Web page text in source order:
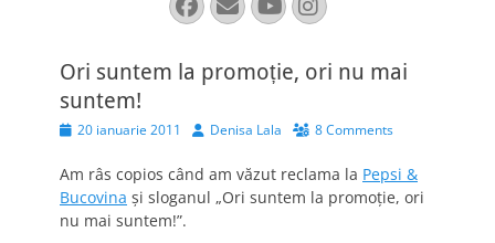
Facebook
EmailYouTube
Instagram
Ori suntem la promoție, ori nu mai
suntem!
Posted
20 ianuarie 2011 AuthorDenisa Lala 8 Comments
Am râs copios când am văzut reclama la Pepsi &
Bucovina și sloganul „Ori suntem la promoție, ori
nu mai suntem!”.